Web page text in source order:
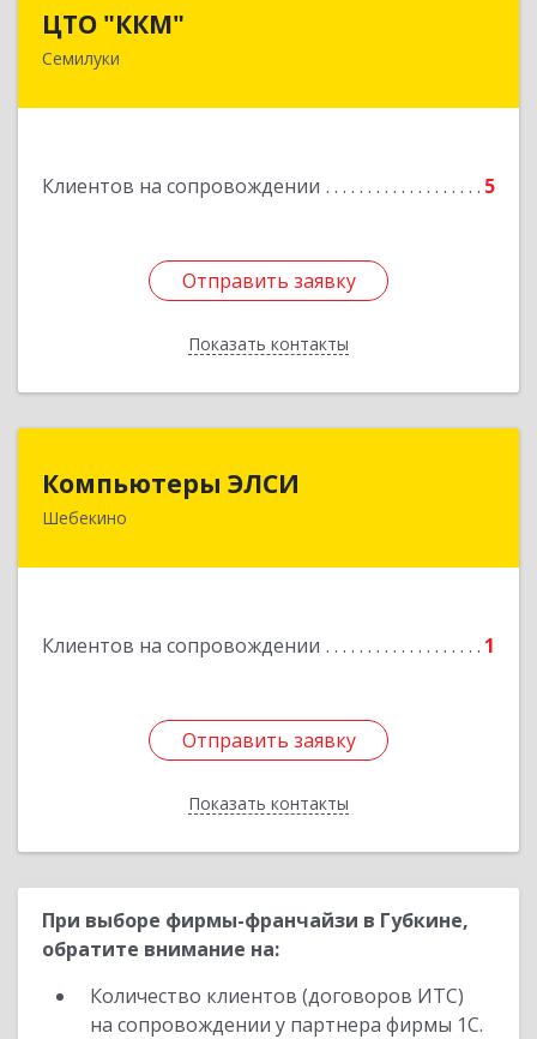
ЦТО "ККМ"
Семилуки
Клиентов на сопровождении 5
Отправить заявку
Показать контакты
Отправить заявку
Назад
Компьютеры ЭЛСИ
Шебекино
Клиентов на сопровождении 1
Отправить заявку
Показать контакты
Отправить заявку
Назад
При выборе фирмы-франчайзи в Губкине,
обратите внимание на:
Количество клиентов (договоров ИТС)
на сопровождении у партнера фирмы 1С.